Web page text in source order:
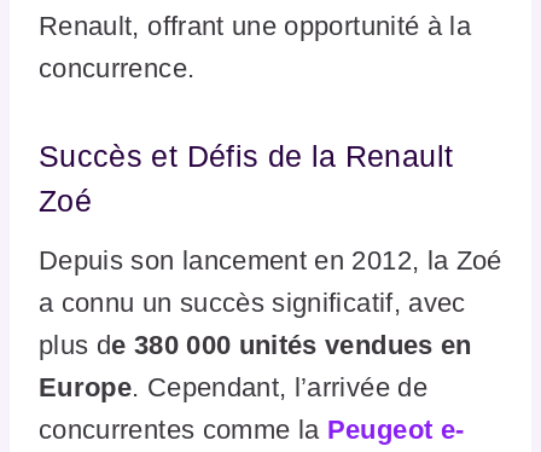
Renault, offrant une opportunité à la
concurrence.
Succès et Défis de la Renault
Zoé
Depuis son lancement en 2012, la Zoé
a connu un succès significatif, avec
plus de 380 000 unités vendues en
Europe. Cependant, l’arrivée de
concurrentes comme la Peugeot e-